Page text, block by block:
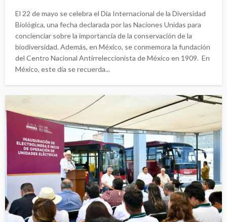
El 22 de mayo se celebra el Día Internacional de la Diversidad
Biológica, una fecha declarada por las Naciones Unidas para
concienciar sobre la importancia de la conservación de la
biodiversidad. Además, en México, se conmemora la fundación
del Centro Nacional Antirreleccionista de México en 1909. En
México, este día se recuerda...